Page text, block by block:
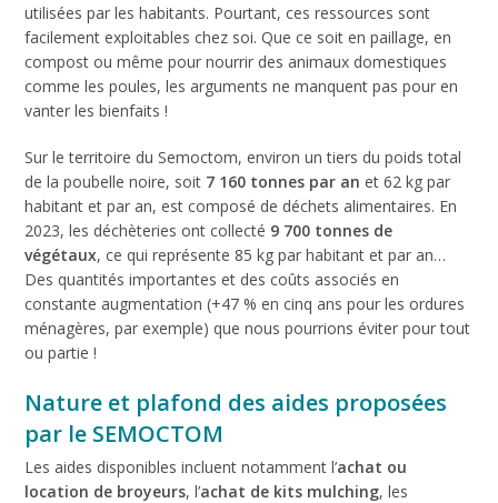
utilisées par les habitants. Pourtant, ces ressources sont
facilement exploitables chez soi. Que ce soit en paillage, en
compost ou même pour nourrir des animaux domestiques
comme les poules, les arguments ne manquent pas pour en
vanter les bienfaits !
Sur le territoire du Semoctom, environ un tiers du poids total
de la poubelle noire, soit 7 160 tonnes par an et 62 kg par
habitant et par an, est composé de déchets alimentaires. En
2023, les déchèteries ont collecté 9 700 tonnes de
végétaux, ce qui représente 85 kg par habitant et par an…
Des quantités importantes et des coûts associés en
constante augmentation (+47 % en cinq ans pour les ordures
ménagères, par exemple) que nous pourrions éviter pour tout
ou partie !
Nature et plafond des aides proposées
par le SEMOCTOM
Les aides disponibles incluent notamment l’achat ou
location de broyeurs, l’achat de kits mulching, les